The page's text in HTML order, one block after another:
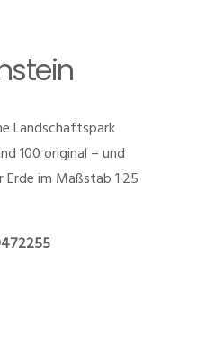
Landschaftspark
100 original – und
im Maßstab 1:25